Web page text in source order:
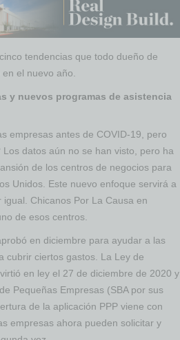
tendencias que todo dueño de
el nuevo año.
y nuevos programas de asistencia
empresas antes de COVID-19, pero
datos aún no se han visto, pero ha
de los centros de negocios para
Unidos. Este nuevo enfoque servirá a
Chicanos Por La Causa en
de esos centros.
en diciembre para ayudar a las
cubrir ciertos gastos. La Ley de
en ley el 27 de diciembre de 2020 y
Pequeñas Empresas (SBA por sus
de la aplicación PPP viene con
empresas ahora pueden solicitar y